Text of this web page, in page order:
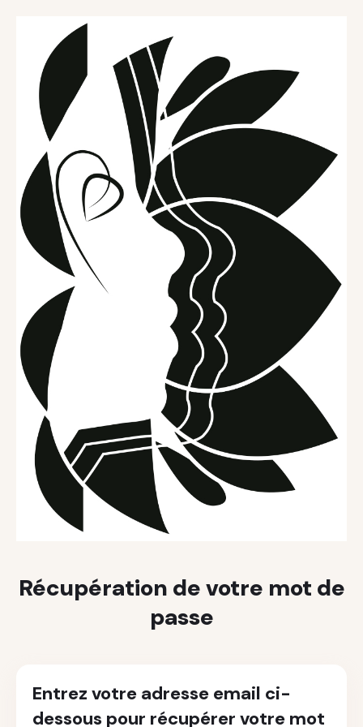
Récupération de votre mot de
passe
Entrez votre adresse email ci-
dessous pour récupérer votre mot